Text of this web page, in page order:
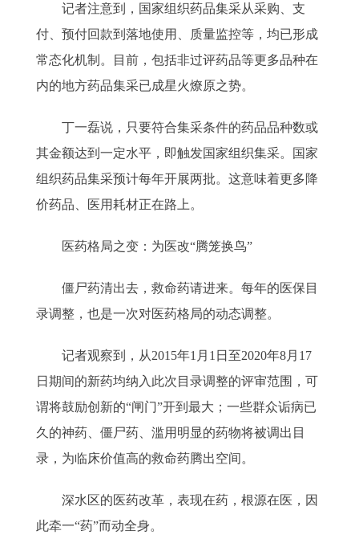
记者注意到，国家组织药品集采从采购、支
付、预付回款到落地使用、质量监控等，均已形成
常态化机制。目前，包括非过评药品等更多品种在
内的地方药品集采已成星火燎原之势。
丁一磊说，只要符合集采条件的药品品种数或
其金额达到一定水平，即触发国家组织集采。国家
组织药品集采预计每年开展两批。这意味着更多降
价药品、医用耗材正在路上。
医药格局之变：为医改“腾笼换鸟”
僵尸药清出去，救命药请进来。每年的医保目
录调整，也是一次对医药格局的动态调整。
记者观察到，从2015年1月1日至2020年8月17
日期间的新药均纳入此次目录调整的评审范围，可
谓将鼓励创新的“闸门”开到最大；一些群众诟病已
久的神药、僵尸药、滥用明显的药物将被调出目
录，为临床价值高的救命药腾出空间。
深水区的医药改革，表现在药，根源在医，因
此牵一“药”而动全身。